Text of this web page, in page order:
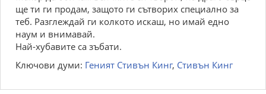
ще ти ги продам, защото ги сътворих специално за
теб. Разглеждай ги колкото искаш, но имай едно
наум и внимавай.
Най-хубавите са зъбати.
Ключови думи: Геният Стивън Кинг, Стивън Кинг